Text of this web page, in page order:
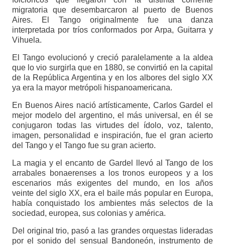
migratoria que desembarcaron al puerto de Buenos
Aires. El Tango originalmente fue una danza
interpretada por tríos conformados por Arpa, Guitarra y
Vihuela.
El Tango evolucionó y creció paralelamente a la aldea
que lo vio surgirla que en 1880, se convirtió en la capital
de la República Argentina y en los albores del siglo XX
ya era la mayor metrópoli hispanoamericana.
En Buenos Aires nació artísticamente, Carlos Gardel el
mejor modelo del argentino, el más universal, en él se
conjugaron todas las virtudes del ídolo, voz, talento,
imagen, personalidad e inspiración, fue el gran acierto
del Tango y el Tango fue su gran acierto.
La magia y el encanto de Gardel llevó al Tango de los
arrabales bonaerenses a los tronos europeos y a los
escenarios más exigentes del mundo, en los años
veinte del siglo XX, era el baile más popular en Europa,
había conquistado los ambientes más selectos de la
sociedad, europea, sus colonias y américa.
Del original trio, pasó a las grandes orquestas lideradas
por el sonido del sensual Bandoneón, instrumento de